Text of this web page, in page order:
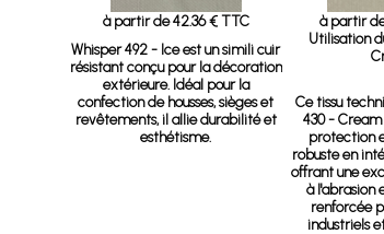
à partir de 42.36 € TTC
Whisper 492 - Iceest un simili cuir
résistant conçu pour la décoration
extérieure. Idéal pour la
confection de housses, sièges et
revêtements, il allie durabilité et
esthétisme.
à partir
Utilisation
Ce tissu
430 -
protection
robuste en
offrant une
à l'abrasion
renforcée
industriels